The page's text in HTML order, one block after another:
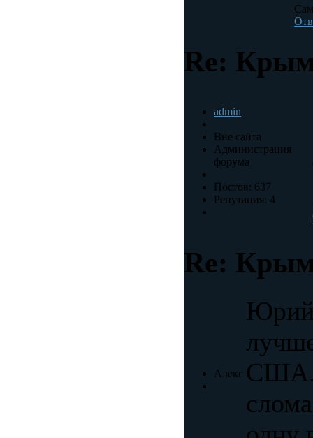
Re:
admin
Вне сайта
Администрация
форума
Постов: 637
Репутация: 4
Re:
Алекс США.